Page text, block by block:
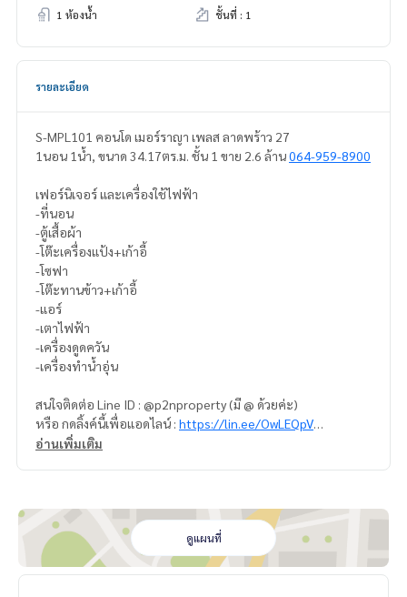
1 ห้องน้ำ
ชั้นที่ : 1
รายละเอียด
S-MPL101 คอนโด เมอร์ราญา เพลส ลาดพร้าว 27
1นอน 1น้ำ, ขนาด 34.17ตร.ม. ชั้น 1 ขาย 2.6 ล้าน064-959-8900
เฟอร์นิเจอร์ และเครื่องใช้ไฟฟ้า
-ที่นอน
-ตู้เสื้อผ้า
-โต๊ะเครื่องแป้ง+เก้าอี้
-โซฟา
-โต๊ะทานข้าว+เก้าอี้
-แอร์
-เตาไฟฟ้า
-เครื่องดูดควัน
-เครื่องทำน้ำอุ่น
สนใจติดต่อ Line ID : @p2nproperty (มี @ ด้วยค่ะ)
หรือ กดลิ้งค์นี้เพื่อแอดไลน์ : https://lin.ee/OwLEQpV
* มีให้เลือกอีกหลายห้อง หลายโครงการค่ะhttps://www.p2npro
perty.com
Facebook Fanpage : P2N Property
** รับฝาก ขาย-เช่า คอนโด บ้าน ที่ดิน และอสังหาริมทรัพย์ทุกชนิ
อ่านเพิ่มเติม
ดูแผนที่